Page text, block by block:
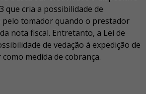
que cria a possibilidade de
pelo tomador quando o prestador
nota fiscal. Entretanto, a Lei de
de vedação à expedição de
medida de cobrança.